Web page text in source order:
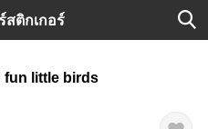
สติกเกอร์
fun little birds